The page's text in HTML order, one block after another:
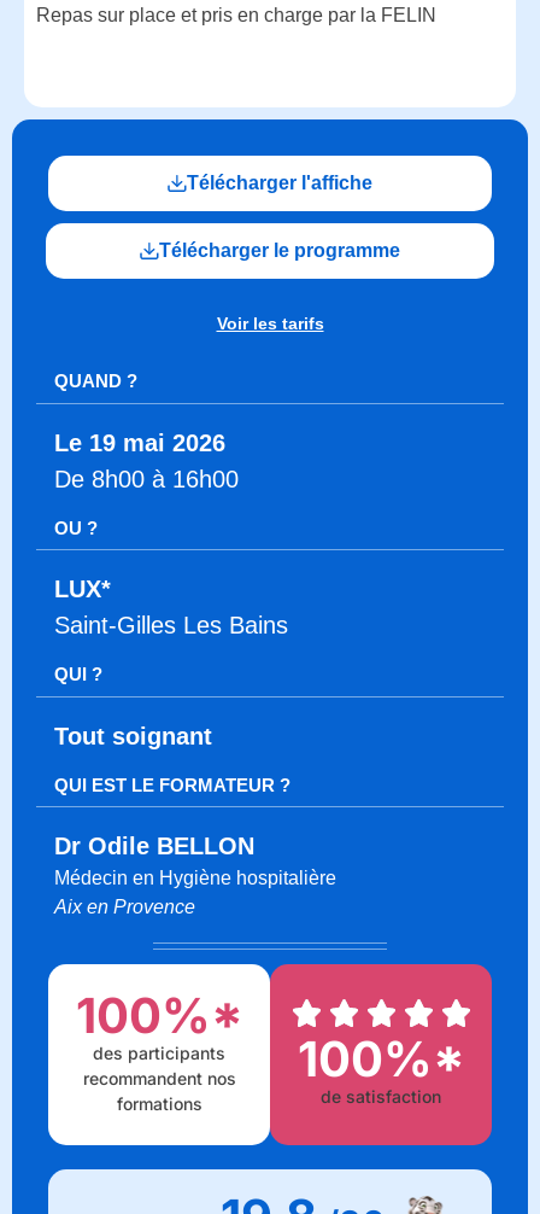
Repas sur place et pris en charge par la FELIN
Télécharger l'affiche
Télécharger le programme
Voir les tarifs
QUAND ?
Le 19 mai 2026
De 8h00 à 16h00
OU ?
LUX*
Saint-Gilles Les Bains
QUI ?
Tout soignant
QUI EST LE FORMATEUR ?
Dr Odile BELLON
Médecin en Hygiène hospitalière
Aix en Provence
100%*
des participants
recommandent nos
formations
100%*
de satisfaction